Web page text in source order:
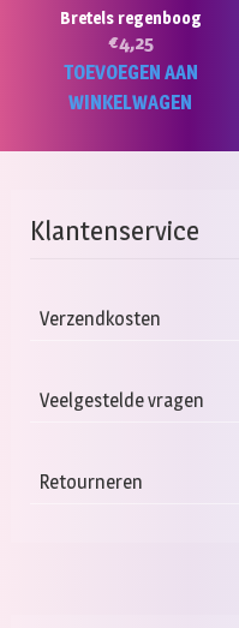
Bretels regenboog
€4,25
TOEVOEGEN AAN
WINKELWAGEN
Klantenservice
Verzendkosten
Veelgestelde vragen
Retourneren